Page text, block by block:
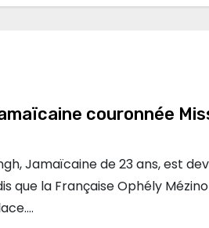
couronnée
Jamaïcaine de 23 ans, est
que la Française Ophély